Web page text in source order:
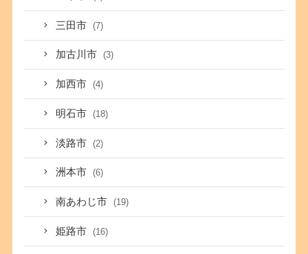
三田市 (7)
加古川市 (3)
加西市 (4)
明石市 (18)
淡路市 (2)
洲本市 (6)
南あわじ市 (19)
姫路市 (16)